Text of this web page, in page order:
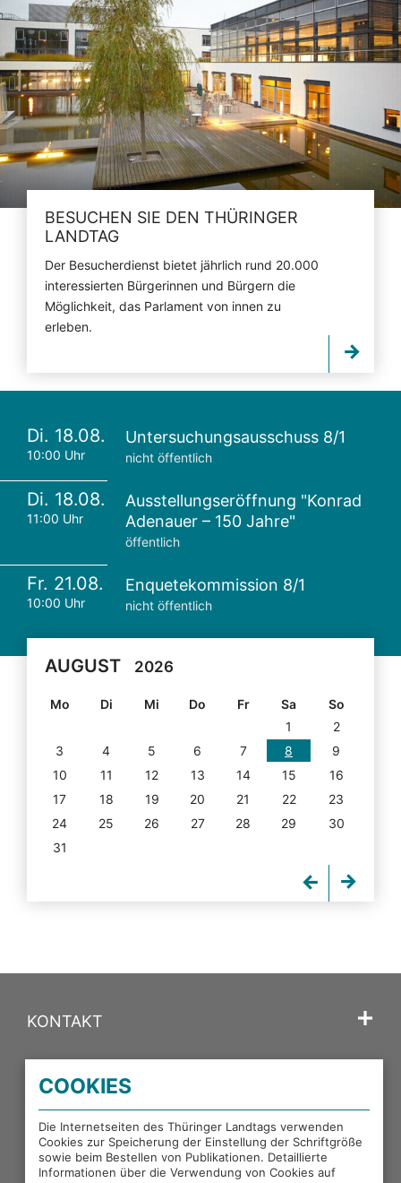
BESUCHEN SIE DEN THÜRINGER
LANDTAG
Der Besucherdienst bietet jährlich rund 20.000
interessierten Bürgerinnen und Bürgern die
Möglichkeit, das Parlament von innen zu
erleben.
Di. 18.08.
10:00 Uhr
Untersuchungsausschuss 8/1
nicht öffentlich
Di. 18.08.
11:00 Uhr
Ausstellungseröffnung "Konrad
Adenauer – 150 Jahre"
öffentlich
Fr. 21.08.
10:00 Uhr
Enquetekommission 8/1
nicht öffentlich
AUGUST 2026
Mo Di Mi Do Fr Sa
So
1
2
3
4 5 6 7 8
9
10
11 12 13 14 15
16
17
18 19 20 21 22
23
24
25 26 27 28 29
30
31
KONTAKT
PORTALE DES THÜRINGER LANDTAGS
EXTERNE LINKS
COOKIES
Die Internetseiten des Thüringer Landtags verwenden
Cookies zur Speicherung der Einstellung der Schriftgröße
sowie beim Bestellen von Publikationen. Detaillierte
Informationen über die Verwendung von Cookies auf